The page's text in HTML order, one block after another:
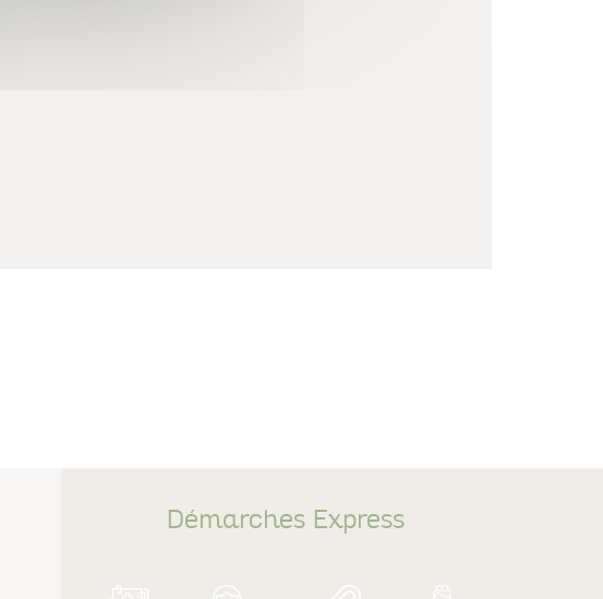
Démarches Express